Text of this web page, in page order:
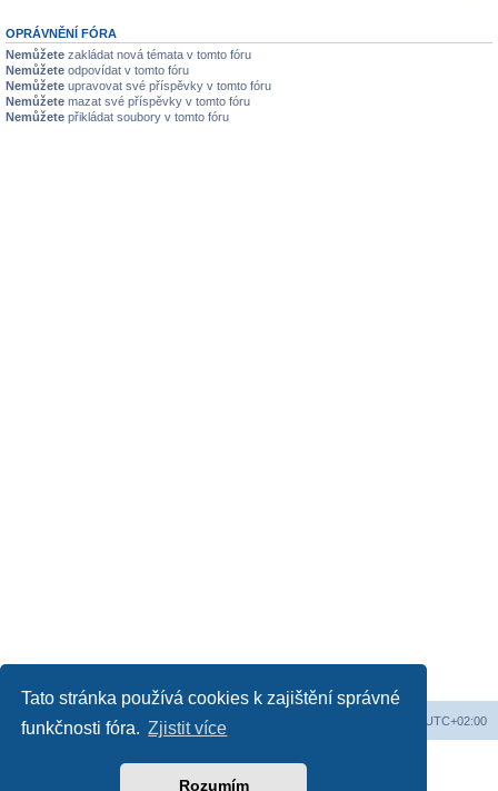
Tato stránka používá cookies k zajištění správné
funkčnosti fóra. Zjistit více
Rozumím
OPRÁVNĚNÍ FÓRA
Nemůžete zakládat nová témata v tomto fóru
Nemůžete odpovídat v tomto fóru
Nemůžete upravovat své příspěvky v tomto fóru
Nemůžete mazat své příspěvky v tomto fóru
Nemůžete přikládat soubory v tomto fóru
Obsah fóra UTC+02:00
Český překlad –